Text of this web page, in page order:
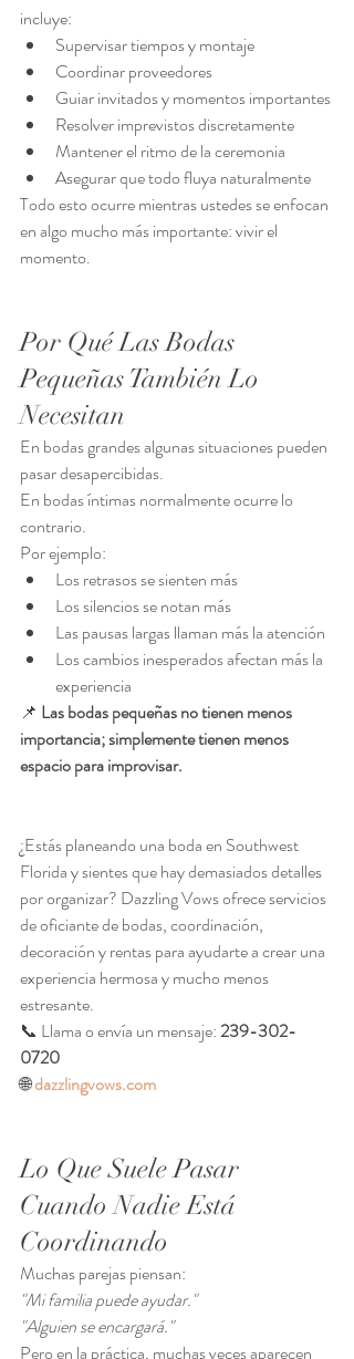
incluye:
Supervisar tiempos y montaje
Coordinar proveedores
Guiar invitados y momentos importantes
Resolver imprevistos discretamente
Mantener el ritmo de la ceremonia
Asegurar que todo fluya naturalmente
Todo esto ocurre mientras ustedes se enfocan
en algo mucho más importante: vivir el
momento.
Por Qué Las Bodas
Pequeñas También Lo
Necesitan
En bodas grandes algunas situaciones pueden
pasar desapercibidas.
En bodas íntimas normalmente ocurre lo
contrario.
Por ejemplo:
Los retrasos se sienten más
Los silencios se notan más
Las pausas largas llaman más la atención
Los cambios inesperados afectan más la
experiencia
📌 Las bodas pequeñas no tienen menos
importancia; simplemente tienen menos
espacio para improvisar.
¿Estás planeando una boda en Southwest
Florida y sientes que hay demasiados detalles
por organizar? Dazzling Vows ofrece servicios
de oficiante de bodas, coordinación,
decoración y rentas para ayudarte a crear una
experiencia hermosa y mucho menos
estresante.
📞 Llama o envía un mensaje: 239-302-
0720
🌐 dazzlingvows.com
Lo Que Suele Pasar
Cuando Nadie Está
Coordinando
Muchas parejas piensan:
"Mi familia puede ayudar."
"Alguien se encargará."
Pero en la práctica, muchas veces aparecen